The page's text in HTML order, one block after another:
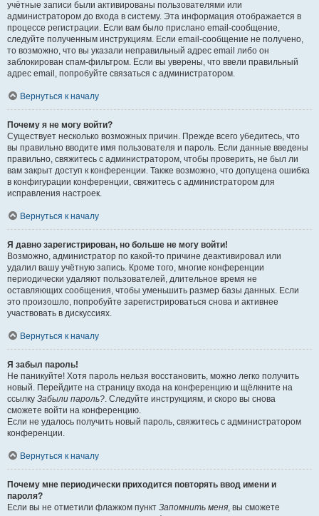
учётные записи были активированы пользователями или
администратором до входа в систему. Эта информация отображается в
процессе регистрации. Если вам было прислано email-сообщение,
следуйте полученным инструкциям. Если email-сообщение не получено,
то возможно, что вы указали неправильный адрес email либо он
заблокирован спам-фильтром. Если вы уверены, что ввели правильный
адрес email, попробуйте связаться с администратором.
Вернуться к началу
Почему я не могу войти?
Существует несколько возможных причин. Прежде всего убедитесь, что
вы правильно вводите имя пользователя и пароль. Если данные введены
правильно, свяжитесь с администратором, чтобы проверить, не был ли
вам закрыт доступ к конференции. Также возможно, что допущена ошибка
в конфигурации конференции, свяжитесь с администратором для
исправления настроек.
Вернуться к началу
Я давно зарегистрирован, но больше не могу войти!
Возможно, администратор по какой-то причине деактивировал или
удалил вашу учётную запись. Кроме того, многие конференции
периодически удаляют пользователей, длительное время не
оставляющих сообщения, чтобы уменьшить размер базы данных. Если
это произошло, попробуйте зарегистрироваться снова и активнее
участвовать в дискуссиях.
Вернуться к началу
Я забыл пароль!
Не паникуйте! Хотя пароль нельзя восстановить, можно легко получить
новый. Перейдите на страницу входа на конференцию и щёлкните на
ссылку Забыли пароль?. Следуйте инструкциям, и скоро вы снова
сможете войти на конференцию.
Если не удалось получить новый пароль, свяжитесь с администратором
конференции.
Вернуться к началу
Почему мне периодически приходится повторять ввод имени и
пароля?
Если вы не отметили флажком пункт Запомнить меня, вы сможете